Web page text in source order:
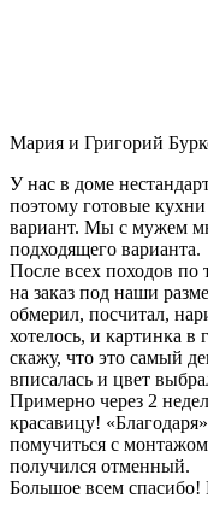
Мария и Григорий
У нас в доме
поэтому готовые
вариант. Мы с мужем
подходящего варианта.
После всех походов
на заказ под наши
обмерил, посчитал,
хотелось, и картинка в
скажу, что это самый
вписалась и цвет
Примерно через 2
красавицу!
помучиться с
получился отменный.
Большое всем